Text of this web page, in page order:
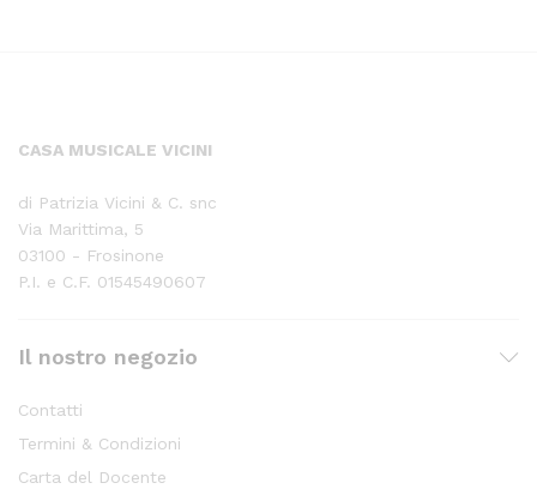
CASA MUSICALE VICINI
di Patrizia Vicini & C. snc
Via Marittima, 5
03100 - Frosinone
P.I. e C.F. 01545490607
Il nostro negozio
Contatti
Termini & Condizioni
Carta del Docente